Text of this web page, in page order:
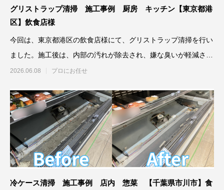
グリストラップ清掃 施工事例 厨房 キッチン【東京都港
区】飲食店様
今回は、東京都港区の飲食店様にて、グリストラップ清掃を行い
ました。施工後は、内部の汚れが除去され、嫌な臭いが軽減され
ました。
2026.06.08 プロにお任せ
冷ケース清掃 施工事例 店内 惣菜 【千葉県市川市】食